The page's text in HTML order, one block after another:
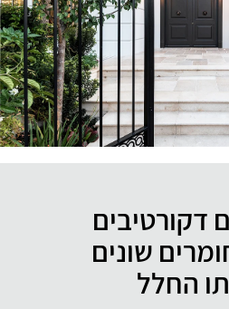
דקורטיבים
שונים
החלל